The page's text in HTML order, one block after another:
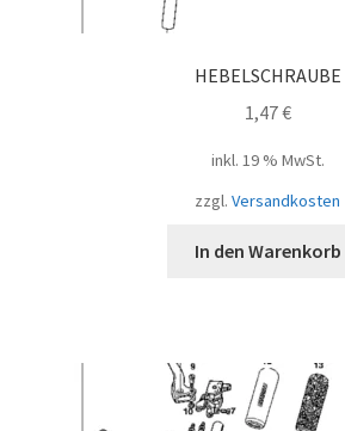
HEBELSCHRAUBE
1,47€
inkl. 19 % MwSt.
zzgl. Versandkosten
In den Warenkorb